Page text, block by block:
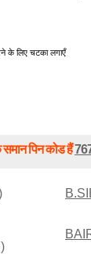
के लिए चटका लगाएँ
पिन कोड हैं